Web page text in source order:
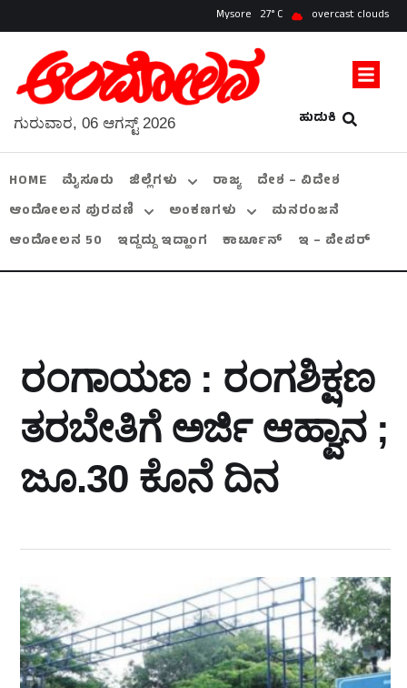
Mysore 27 overcast clouds
ಹುಡುಕಿ
ಗುರುವಾರ, 06 ಆಗಸ್ಟ್ 2026
HOME ಮೈಸೂರು ಜಿಲ್ಲೆಗಳು ರಾಜ್ಯ
ದೇಶ – ವಿದೇಶ
ಆಂದೋಲನ ಪುರವಣಿ
ಅಂಕಣಗಳು
ಮನರಂಜನೆ
ಆಂದೋಲನ 50
ಇದ್ದದ್ದು ಇದ್ಹಾಂಗ ಕಾರ್ಟೂನ್ ಇ – ಪೇಪರ್
ರಂಗಾಯಣ : ರಂಗಶಿಕ್ಷಣ
ತರಬೇತಿಗೆ ಅರ್ಜಿ ಆಹ್ವಾನ ;
ಜೂ.30 ಕೊನೆ ದಿನ